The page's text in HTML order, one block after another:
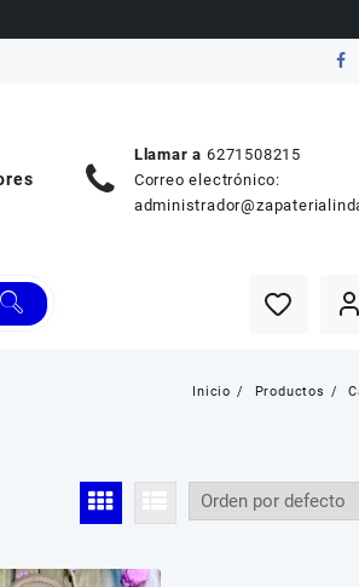
Llamar a 6271508215
Correo electrónico:
Inicio Productos